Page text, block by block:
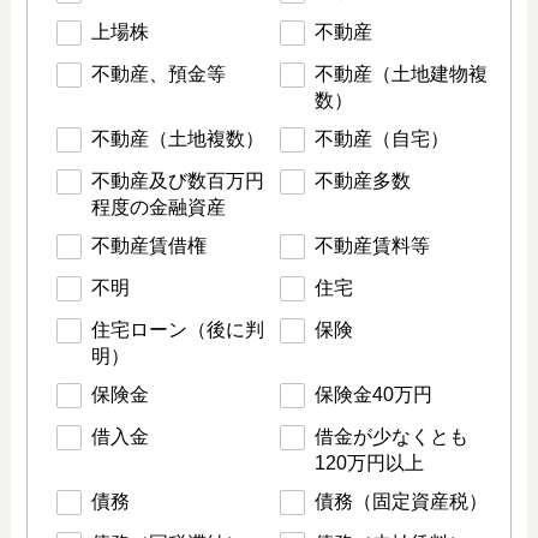
上場株 不動産
不動産、預金等
不動産（土地建物複
数）
不動産（土地複数）
不動産（自宅）
不動産及び数百万円
程度の金融資産
不動産多数
不動産賃借権 不動産賃料等
不明 住宅
住宅ローン（後に判
明）
保険
保険金 保険金40万円
借入金
借金が少なくとも
120万円以上
債務
債務（固定資産税）